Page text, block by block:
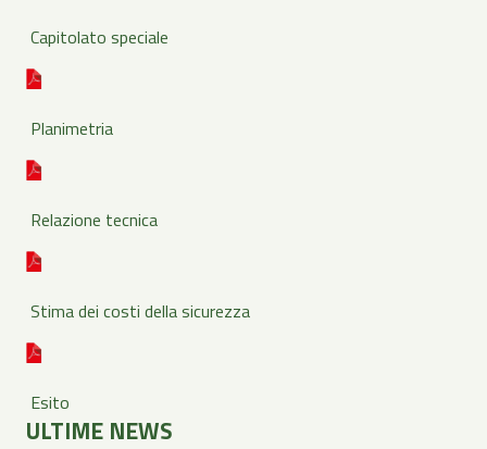
Capitolato speciale
Planimetria
Relazione tecnica
Stima dei costi della sicurezza
Esito
ULTIME NEWS